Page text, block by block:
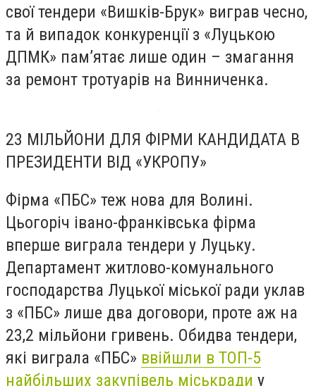
свої тендери «Вишків-Брук» виграв чесно,
та й випадок конкуренції з «Луцькою
ДПМК» пам’ятає лише один – змагання
за ремонт тротуарів на Винниченка.
23 МІЛЬЙОНИ ДЛЯ ФІРМИ КАНДИДАТА В
ПРЕЗИДЕНТИ ВІД «УКРОПУ»
Фірма «ПБС» теж нова для Волині.
Цьогоріч івано-франківська фірма
вперше виграла тендери у Луцьку.
Департамент житлово-комунального
господарства Луцької міської ради уклав
з «ПБС» лише два договори, проте аж на
23,2 мільйони гривень. Обидва тендери,
які виграла «ПБС» ввійшли в ТОП-5
найбільших закупівель міськради у